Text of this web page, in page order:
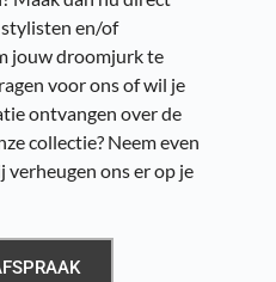
stylisten en/of
jouw droomjurk te
voor ons of wil je
ontvangen over de
collectie? Neem even
ons er op je